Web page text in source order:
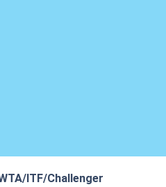
ITF/Challenger